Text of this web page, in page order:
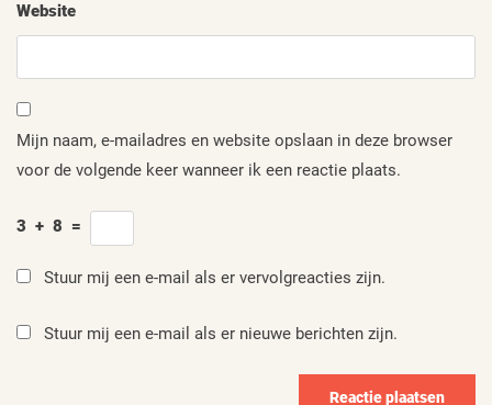
Website
Mijn naam, e-mailadres en website opslaan in deze browser
voor de volgende keer wanneer ik een reactie plaats.
3 + 8 =
Stuur mij een e-mail als er vervolgreacties zijn.
Stuur mij een e-mail als er nieuwe berichten zijn.